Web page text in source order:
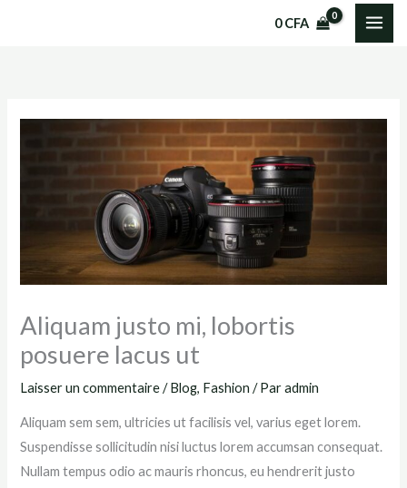
0CFA
Aliquam justo mi, lobortis
posuere lacus ut
Laisser un commentaire /Blog, Fashion / Paradmin
Aliquam sem sem, ultricies ut facilisis vel, varius eget lorem.
Suspendisse sollicitudin nisi luctus lorem accumsan consequat.
Nullam tempus odio ac mauris rhoncus, eu hendrerit justo